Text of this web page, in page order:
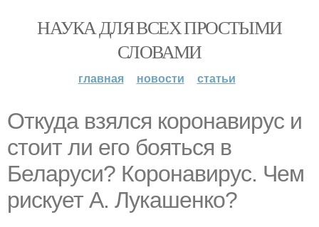
НАУКА ДЛЯ ВСЕХ ПРОСТЫМИ
СЛОВАМИ
главная новости статьи
Откуда взялся коронавирус и
стоит ли его бояться в
Беларуси? Коронавирус. Чем
рискует А. Лукашенко?